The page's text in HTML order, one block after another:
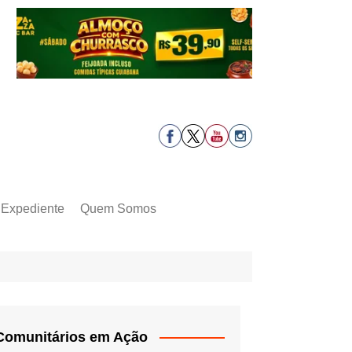
Expediente Quem Somos
em Ação